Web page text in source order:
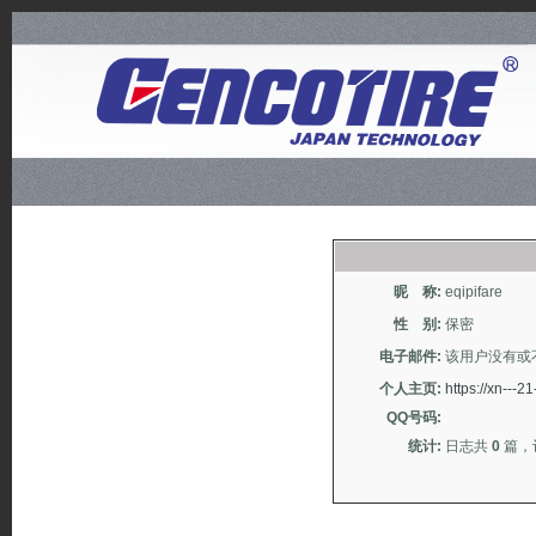
昵 称: eqipifare
性 别: 保密
电子邮件: 该用户没有或
个人主页: https://xn---
QQ号码:
统计: 日志共 0 篇